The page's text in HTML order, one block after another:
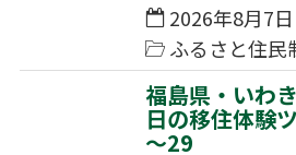
2026年8月7日
ふるさと住民
福島県・いわ
日の移住体験
～29